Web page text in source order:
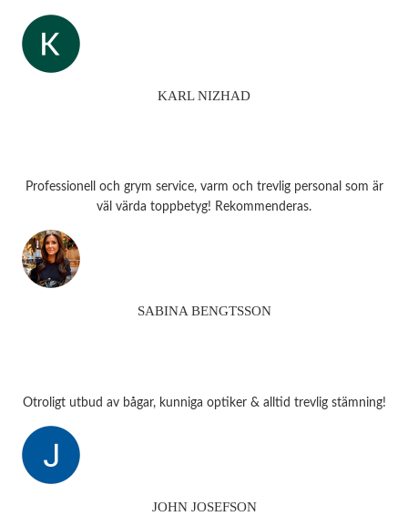
KARL NIZHAD
Professionell och grym service, varm och trevlig personal som är
väl värda toppbetyg! Rekommenderas.
SABINA BENGTSSON
Otroligt utbud av bågar, kunniga optiker & alltid trevlig stämning!
JOHN JOSEFSON